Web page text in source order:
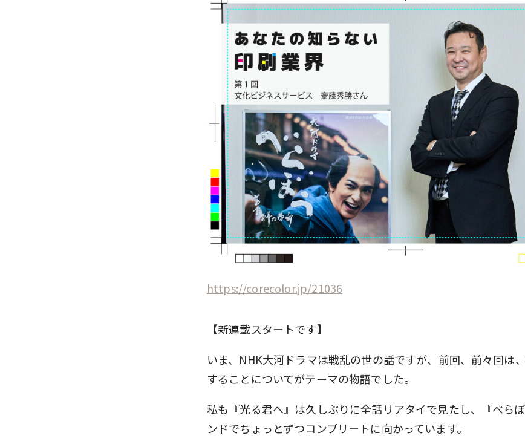
https://corecolor.jp/21036
【新連載スタートです】
いま、NHK大河ドラマは戦乱の世の話ですが、前回、前々回は
することについてがテーマの物語でした。
私も『光る君へ』は久しぶりに全話リアタイで見たし、『べら
ンドでちょっとずつコンプリートに向かっています。